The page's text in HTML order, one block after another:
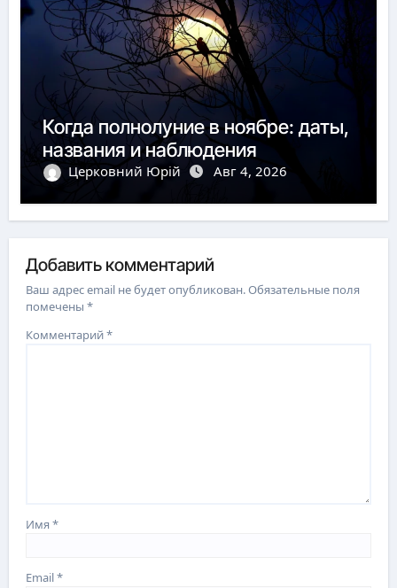
Когда полнолуние в ноябре: даты,
названия и наблюдения
Церковний Юрій Авг 4, 2026
Добавить комментарий
Ваш адрес email не будет опубликован.Обязательные поля
помечены*
Комментарий*
Имя*
Email*